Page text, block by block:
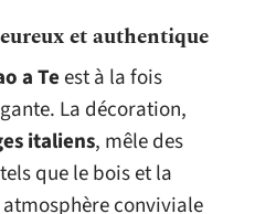
et authentique
a Teest à la fois
La décoration,
italiens, mêle des
que le bois et la
conviviale